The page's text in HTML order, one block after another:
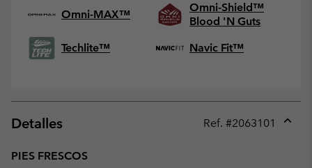
Omni-MAX™
Omni-Shield™
Blood 'N Guts
Techlite™
Navic Fit™
Detalles Ref. #2063101
PIES FRESCOS